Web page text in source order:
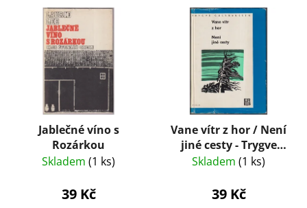
Jablečné víno s
Rozárkou
Skladem (1 ks)
39 Kč
Vane vítr z hor / Není
jiné cesty - Trygve
Gulbranssen
Skladem (1 ks)
39 Kč